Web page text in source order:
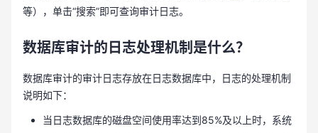
等），单击“搜索”即可查询审计日志。
数据库审计的日志处理机制是什么？
数据库审计的审计日志存放在日志数据库中，日志的处理机制
说明如下：
当日志数据库的磁盘空间使用率达到85%及以上时，系统